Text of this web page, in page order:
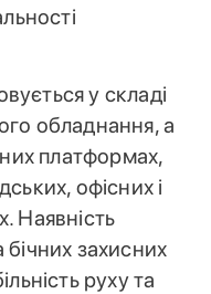
у складі
обладнання, а
платформах,
офісних і
Наявність
захисних
руху та